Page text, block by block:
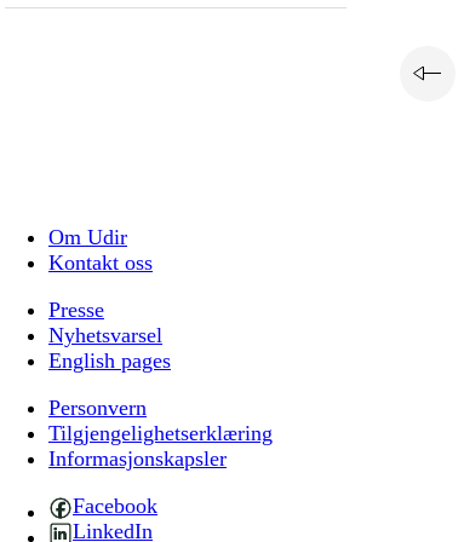
Om Udir
Kontakt oss
Presse
Nyhetsvarsel
English pages
Personvern
Tilgjengelighetserklæring
Informasjonskapsler
Facebook
LinkedIn